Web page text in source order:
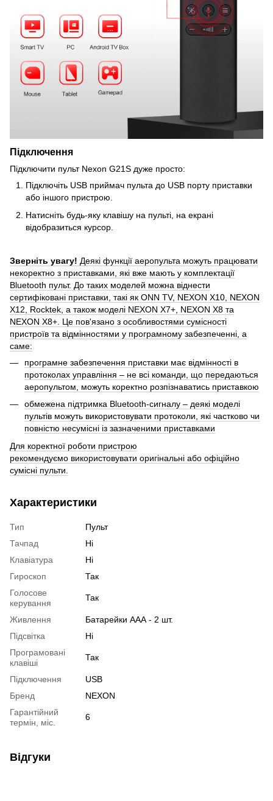
Підключення
Підключити пульт Nexon G21S дуже просто:
Підключіть USB приймач пульта до USB порту приставки
або іншого пристрою.
Натисніть будь-яку клавішу на пульті, на екрані
відобразиться курсор.
Зверніть увагу! Деякі функції аеропульта можуть працювати
некоректно з приставками, які вже мають у комплектації
Bluetooth пульт. До таких моделей можна віднести
сертифіковані приставки, такі як ONN TV, NEXON X10, NEXON
X12, Rocktek, а також моделі NEXON X7+, NEXON X8 та
NEXON X8+. Це пов'язано з особливостями сумісності
пристроїв та відмінностями у програмному забезпеченні, а
саме:
програмне забезпечення приставки має відмінності в
протоколах управління – не всі команди, що передаються
аеропультом, можуть коректно розпізнаватись приставкою
обмежена підтримка Bluetooth-сигналу – деякі моделі
пультів можуть використовувати протоколи, які частково чи
повністю несумісні із зазначеними приставками
Для коректної роботи пристрою
рекомендуємо використовувати оригінальні або офіційно
сумісні пульти.
Характеристики
Тип
Пульт
Тачпад
Ні
Клавіатура
Ні
Гироскоп
Так
Голосове
керування
Так
Живлення
Батарейки ААА - 2 шт.
Підсвітка
Ні
Програмовані
клавіші
Так
Підключення
USB
Бренд
NEXON
Гарантійний
термін, міс.
6
Відгуки